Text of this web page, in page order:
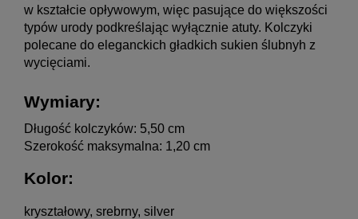
w kształcie opływowym, więc pasujące do większości
typów urody podkreślając wyłącznie atuty. Kolczyki
polecane do eleganckich gładkich sukien ślubnyh z
wycięciami.
Wymiary:
Długość kolczyków: 5,50 cm
Szerokość maksymalna: 1,20 cm
Kolor:
kryształowy, srebrny, silver